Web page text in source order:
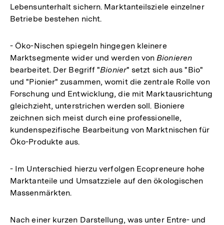
Lebensunterhalt sichern. Marktanteilsziele einzelner
Betriebe bestehen nicht.
- Öko-Nischen spiegeln hingegen kleinere
Marktsegmente wider und werden von Bionieren
bearbeitet. Der Begriff "Bionier" setzt sich aus "Bio"
und "Pionier" zusammen, womit die zentrale Rolle von
Forschung und Entwicklung, die mit Marktausrichtung
gleichzieht, unterstrichen werden soll. Bioniere
zeichnen sich meist durch eine professionelle,
kundenspezifische Bearbeitung von Marktnischen für
Öko-Produkte aus.
- Im Unterschied hierzu verfolgen Ecopreneure hohe
Marktanteile und Umsatzziele auf den ökologischen
Massenmärkten.
Nach einer kurzen Darstellung, was unter Entre- und